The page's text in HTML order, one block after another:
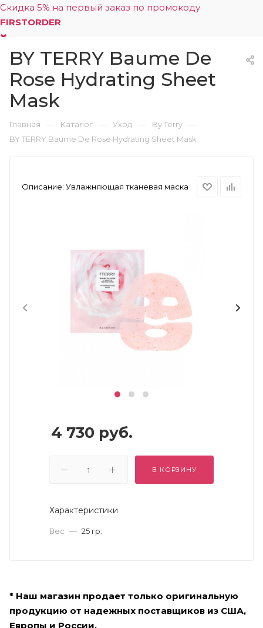
Скидка 5% на первый заказ по промокоду
FIRSTORDER
0
BY TERRY Baume De
Rose Hydrating Sheet
Mask
Главная — Каталог — Уход — By Terry —
BY TERRY Baume De Rose Hydrating Sheet Mask
Описание: Увлажняющая тканевая маска
4 730 руб.
В КОРЗИНУ
Характеристики
Вес — 25 гр.
* Наш магазин продает только оригинальную
продукцию от надежных поставщиков из США,
Европы и России.